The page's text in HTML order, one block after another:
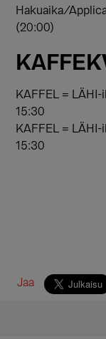
Hakuaika/
(20:00)
KAFFEL =
15:30
KAFFEL =
15:30
Jaa